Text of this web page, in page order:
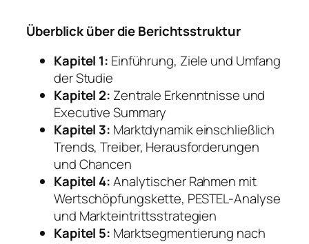
Überblick über die Berichtsstruktur
Kapitel 1: Einführung, Ziele und Umfang
der Studie
Kapitel 2: Zentrale Erkenntnisse und
Executive Summary
Kapitel 3: Marktdynamik einschließlich
Trends, Treiber, Herausforderungen
und Chancen
Kapitel 4:Analytischer Rahmen mit
Wertschöpfungskette, PESTEL-Analyse
und Markteintrittsstrategien
Kapitel 5: Marktsegmentierung nach